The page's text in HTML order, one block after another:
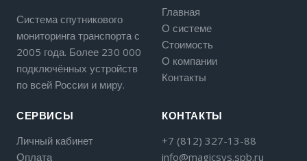
Система спутникового
мониторинга транспорта с
2005 года. Более 230 000
подключённых устройств
по всей России и миру.
Главная
О системе
Стоимость
О компании
Контакты
СЕРВИСЫ
Личный кабинет
Оплата
КОНТАКТЫ
+7 (812) 327-13-88
info@magicsys.spb.ru